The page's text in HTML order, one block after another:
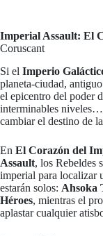
Imperial Assault: El
Coruscant
Si el Imperio
planeta-ciudad,
el epicentro del poder
interminables niveles…
cambiar el destino de
En El Corazón del
Assault, los Rebeldes
imperial para localizar
estarán solos: Ahsoka
Héroes, mientras el
aplastar cualquier